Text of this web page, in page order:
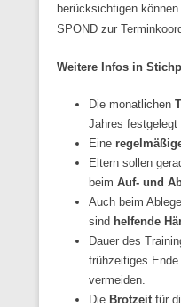
berücksichtigen
SPOND zur
Weitere Infos in
Die monatlichen
Jahres festgelegt
Eine
Eltern sollen
beim Auf- und
Auch beim
sind helfende
Dauer des
frühzeitiges
vermeiden.
Die Brotzeit für